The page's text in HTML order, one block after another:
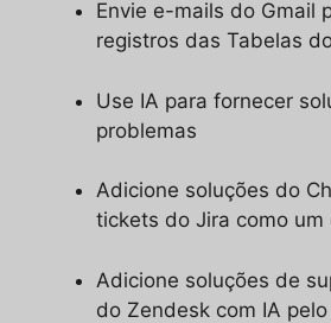
Envie e-mails do Gmail
registros das Tabelas
Use IA para fornecer
problemas
Adicione soluções do
tickets do Jira como um
Adicione soluções de
do Zendesk com IA